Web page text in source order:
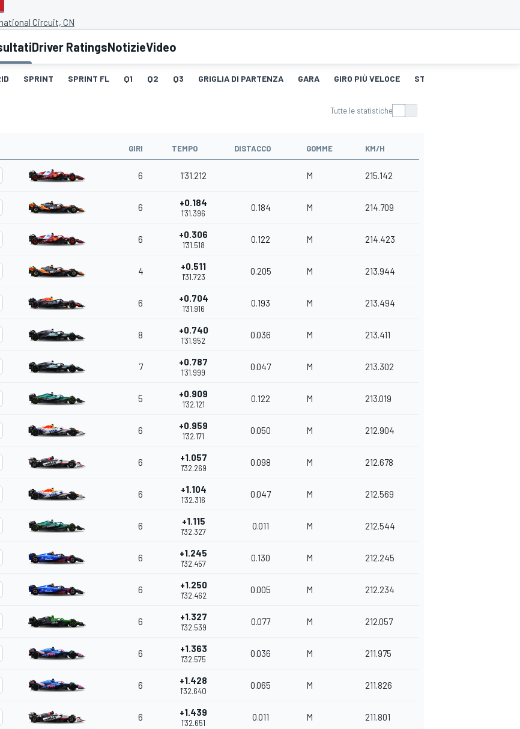
Circuit, CN
Driver RatingsNotizieVideo
SPRINT SPRINT FL Q1 Q2 Q3 GRIGLIA DI PARTENZA GARA GIRO PIÙ VELOCE STORIA DEGLI PNEUMATICI
Tutte le statistiche
GIRI TEMPO DISTACCO GOMME KM/H
6 1'31.212 M 215.142
6 +0.184
1'31.396
0.184 M 214.709
6 +0.306
1'31.518
0.122 M 214.423
4 +0.511
1'31.723
0.205 M 213.944
6 +0.704
1'31.916
0.193 M 213.494
8 +0.740
1'31.952
0.036 M 213.411
7 +0.787
1'31.999
0.047 M 213.302
5 +0.909
1'32.121
0.122 M 213.019
6 +0.959
1'32.171
0.050 M 212.904
6 +1.057
1'32.269
0.098 M 212.678
6 +1.104
1'32.316
0.047 M 212.569
6 +1.115
1'32.327
0.011 M 212.544
6 +1.245
1'32.457
0.130 M 212.245
6 +1.250
1'32.462
0.005 M 212.234
6 +1.327
1'32.539
0.077 M 212.057
6 +1.363
1'32.575
0.036 M 211.975
6 +1.428
1'32.640
0.065 M 211.826
6 +1.439
1'32.651
0.011 M 211.801